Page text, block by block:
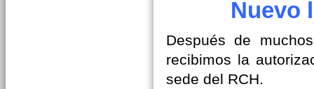
Nuevo
Después de
recibimos la
sede del RCH.